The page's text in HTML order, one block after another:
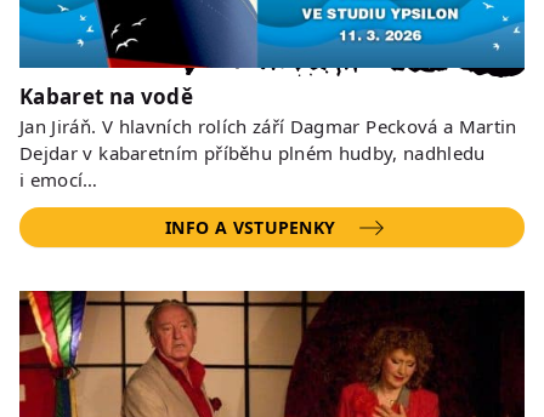
Kabaret na vodě
Jan Jiráň. V hlavních rolích září Dagmar Pecková a Martin
Dejdar v kabaretním příběhu plném hudby, nadhledu
i emocí…
INFO A VSTUPENKY